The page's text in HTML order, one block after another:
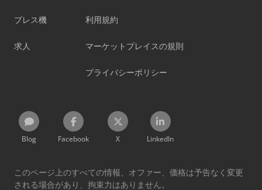
プレス機
求人
利用規約
マーケットプレイスの規則
プライバシーポリシー
Blog Facebook X LinkedIn
このページ上のすべての情報、オファー、価格は予告なく変更
される場合があり、拘束力はありません。